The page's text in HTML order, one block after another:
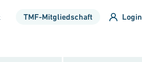
TMF-Mitgliedschaft Login